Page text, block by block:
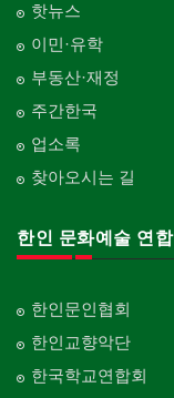
핫뉴스
이민·유학
부동산·재정
주간한국
업소록
찾아오시는 길
한인 문화예술 연합
한인문인협회
한인교향악단
한국학교연합회